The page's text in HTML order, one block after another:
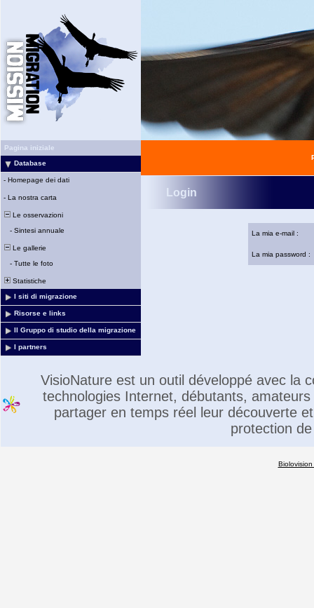
Pagina iniziale
Database
- Homepage dei dati
- La nostra carta
Le osservazioni
- Sintesi annuale
Le gallerie
- Tutte le foto
Statistiche
I siti di migrazione
Risorse e links
Il Gruppo di studio della migrazione
I partners
Login
La mia e-mail :
La mia password :
VisioNature est un outil développé avec la
technologies Internet, débutants,
partager en temps réel leur découverte
protection
Biolovision